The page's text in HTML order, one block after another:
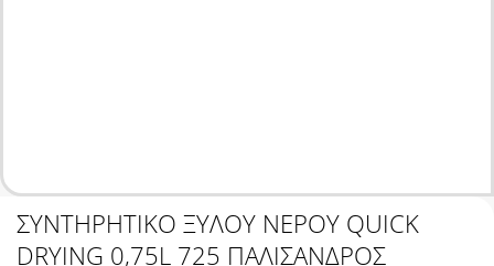
ΣΥΝΤΗΡΗΤΙΚΟ ΞΥΛΟΥ ΝΕΡΟΥ QUICK
DRYING 0,75L 725 ΠΑΛΙΣΑΝΔΡΟΣ